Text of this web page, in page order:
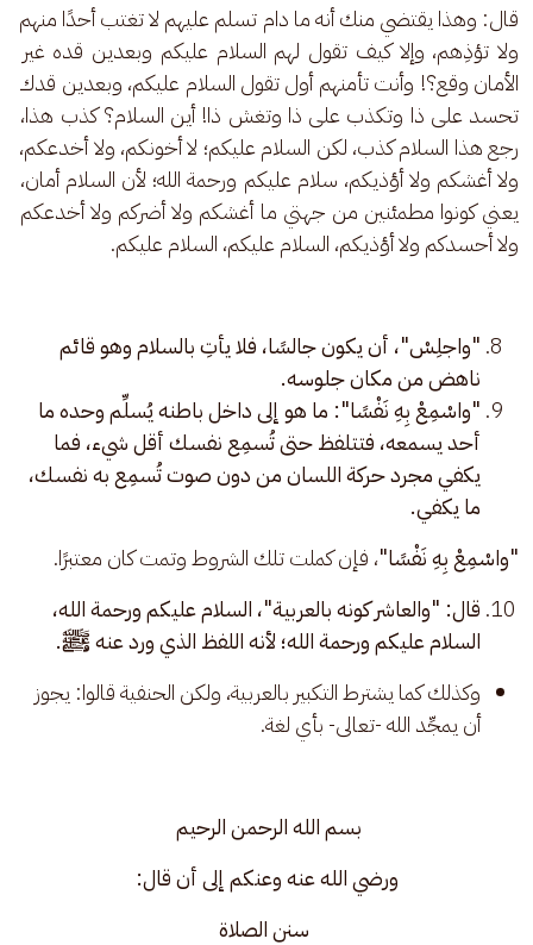
قال: وهذا يقتضي منك أنه ما دام تسلم عليهم لا تغتب أحدًا منهم
ولا تؤذِهم، وإلا كيف تقول لهم السلام عليكم وبعدين قده غير
الأمان وقع؟! وأنت تأمنهم أول تقول السلام عليكم، وبعدين قدك
تحسد على ذا وتكذب على ذا وتغش ذا! أين السلام؟ كذب هذا،
رجع هذا السلام كذب، لكن السلام عليكم؛ لا أخونكم، ولا أخدعكم،
ولا أغشكم ولا أؤذيكم، سلام عليكم ورحمة الله؛ لأن السلام أمان،
يعني كونوا مطمئنين من جهتي ما أغشكم ولا أضركم ولا أخدعكم
ولا أحسدكم ولا أؤذيكم، السلام عليكم، السلام عليكم.
"واجلِسْ"، أن يكون جالسًا، فلا يأتِ بالسلام وهو قائم
ناهض من مكان جلوسه.
"واسْمِعْ بِهِ نَفْسًا": ما هو إلى داخل باطنه يُسلِّم وحده ما
أحد يسمعه، فتتلفظ حتى تُسمِع نفسك أقل شيء، فما
يكفي مجرد حركة اللسان من دون صوت تُسمِع به نفسك،
ما يكفي.
"واسْمِعْ بِهِ نَفْسًا"، فإن كملت تلك الشروط وتمت كان معتبرًا.
قال: "والعاشر كونه بالعربية"، السلام عليكم ورحمة الله،
السلام عليكم ورحمة الله؛ لأنه اللفظ الذي ورد عنه ﷺ.
وكذلك كما يشترط التكبير بالعربية، ولكن الحنفية قالوا: يجوز
أن يمجِّد الله -تعالى- بأي لغة.
بسم الله الرحمن الرحيم
ورضي الله عنه وعنكم إلى أن قال:
سنن الصلاة